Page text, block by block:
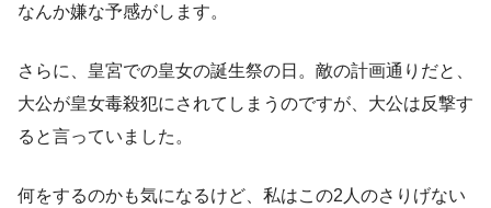
なんか嫌な予感がします。
さらに、皇宮での皇女の誕生祭の日。敵の計画通りだと、
大公が皇女毒殺犯にされてしまうのですが、大公は反撃す
ると言っていました。
何をするのかも気になるけど、私はこの2人のさりげない